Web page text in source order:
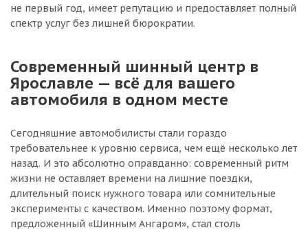
не первый год, имеет репутацию и предоставляет полный
спектр услуг без лишней бюрократии.
Современный шинный центр в
Ярославле — всё для вашего
автомобиля в одном месте
Сегодняшние автомобилисты стали гораздо
требовательнее к уровню сервиса, чем ещё несколько лет
назад. И это абсолютно оправданно: современный ритм
жизни не оставляет времени на лишние поездки,
длительный поиск нужного товара или сомнительные
эксперименты с качеством. Именно поэтому формат,
предложенный «Шинным Ангаром», стал столь